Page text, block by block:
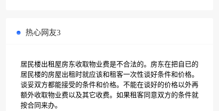
热心网友3
居民楼出租屋房东收取物业费是不合法的。房东在把自已的
居民楼的房屋出租时就应该和租客一次性谈好条件和价格。
谈妥双方都能接受的条件和价格。不能在谈好的价格以外再
额外收取物业费以及其它收费。如果租客同意双方的条件就
按合同来办。